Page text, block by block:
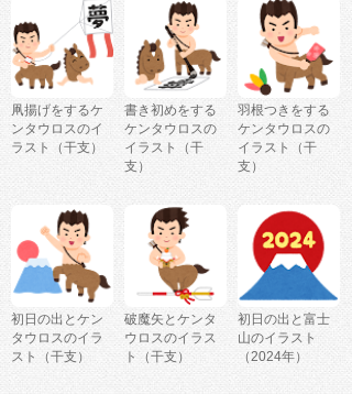
凧揚げをするケ
ンタウロスのイ
ラスト（干支）
書き初めをする
ケンタウロスの
イラスト（干
支）
羽根つきをする
ケンタウロスの
イラスト（干
支）
初日の出とケン
タウロスのイラ
スト（干支）
破魔矢とケンタ
ウロスのイラス
ト（干支）
初日の出と富士
山のイラスト
（2024年）